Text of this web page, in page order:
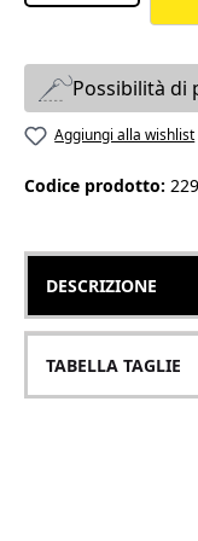
Possibilità di
Aggiungi alla wishlist
Codice prodotto:
DESCRIZIONE
TABELLA TAGLIE